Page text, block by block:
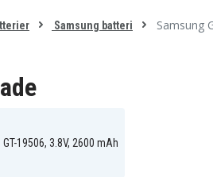
Samsung batteri Samsung
19506, 3.8V, 2600 mAh